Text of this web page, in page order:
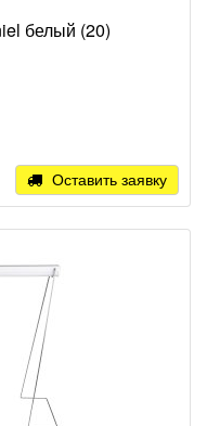
белый (20)
Оставить заявку